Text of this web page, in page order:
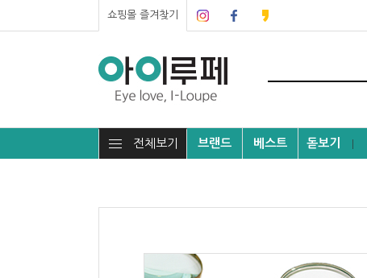
쇼핑몰 즐겨찾기
전체보기 브랜드 베스트 돋보기